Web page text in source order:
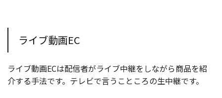
ライブ動画EC
ライブ動画ECは配信者がライブ中継をしながら商品を紹
介する手法です。テレビで言うこところの生中継です。